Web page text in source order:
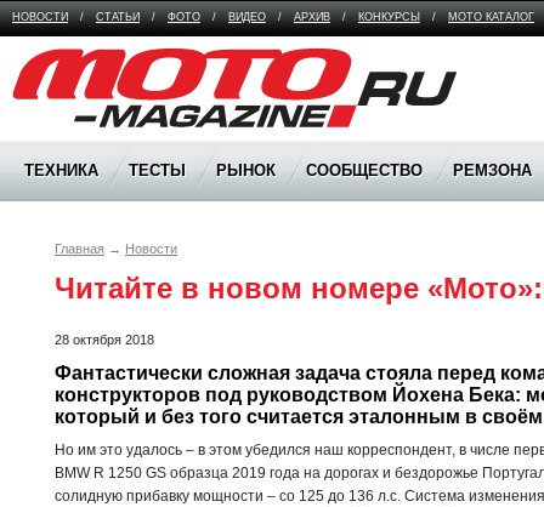
НОВОСТИ / СТАТЬИ / ФОТО / ВИДЕО / АРХИВ / КОНКУРСЫ / МОТО КАТАЛОГ
Moto Magazine
ТЕХНИКА ТЕСТЫ РЫНОК СООБЩЕСТВО РЕМЗОНА
Главная → Новости
Читайте в новом номере
28 октября 2018
Фантастически сложная задача стояла перед
конструкторов под руководством Йохена Бека:
который и без того считается эталонным в
Но им это удалось – в этом убедился наш корреспондент, в числе
BMW R 1250 GS образца 2019 года на дорогах и бездорожье
солидную прибавку мощности – со 125 до 136 л.с. Система